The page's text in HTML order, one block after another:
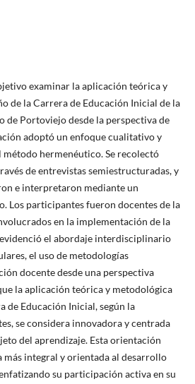
examinar la aplicación teórica y
de la Carrera de Educación Inicial de la
de Portoviejo desde la perspectiva de
adoptó un enfoque cualitativo y
hermenéutico. Se recolectó
de entrevistas semiestructuradas, y
e interpretaron mediante un
Los participantes fueron docentes de la
en la implementación de la
el abordaje interdisciplinario
el uso de metodologías
docente desde una perspectiva
la aplicación teórica y metodológica
de Educación Inicial, según la
se considera innovadora y centrada
del aprendizaje. Esta orientación
más integral y orientada al desarrollo
su participación activa en su